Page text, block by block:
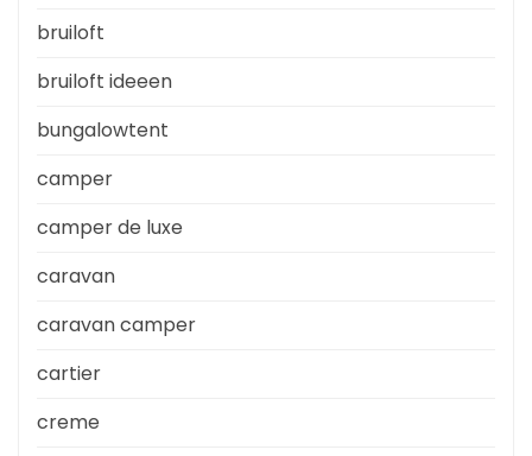
bruiloft
bruiloft ideeen
bungalowtent
camper
camper de luxe
caravan
caravan camper
cartier
creme